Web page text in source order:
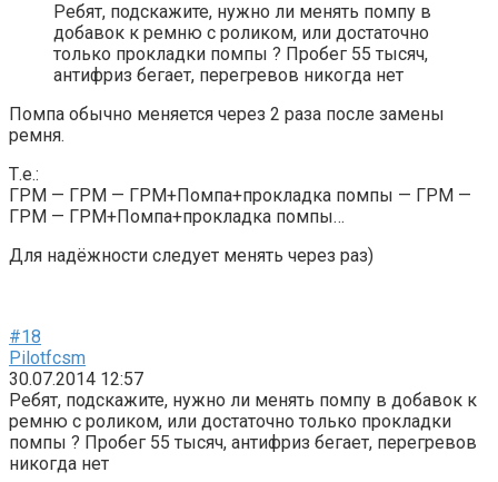
Ребят, подскажите, нужно ли менять помпу в
добавок к ремню с роликом, или достаточно
только прокладки помпы ? Пробег 55 тысяч,
антифриз бегает, перегревов никогда нет
Помпа обычно меняется через 2 раза после замены
ремня.
Т.е.:
ГРМ — ГРМ — ГРМ+Помпа+прокладка помпы — ГРМ —
ГРМ — ГРМ+Помпа+прокладка помпы…
Для надёжности следует менять через раз)
#18
Pilotfcsm
30.07.2014 12:57
Ребят, подскажите, нужно ли менять помпу в добавок к
ремню с роликом, или достаточно только прокладки
помпы ? Пробег 55 тысяч, антифриз бегает, перегревов
никогда нет